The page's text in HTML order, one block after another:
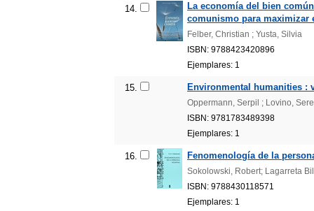
14.
La economía del bien
comunismo para maximizar
Felber, Christian ; Yusta, Silvia
ISBN: 9788423420896
Ejemplares: 1
15. Environmental humanities :
Oppermann, Serpil ; Lovino,
ISBN: 9781783489398
Ejemplares: 1
16. Fenomenología de la
Sokolowski, Robert; Lagarreta
ISBN: 9788430118571
Ejemplares: 1